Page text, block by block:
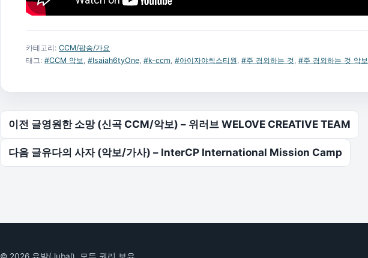
카테고리: CCM/팝송/가요
태그: #CCM 악보, #Isaiah6tyOne, #k-ccm, #아이자야씩스티원, #주 경외하는 것, #주 경외하는 것 악보
글 탐색
이전 글영원한 소망 (신곡 CCM/악보) – 위러브 WELOVE CREATIVE TEAM
다음 글유다의 사자 (악보/가사) – InterCP International Mission Camp